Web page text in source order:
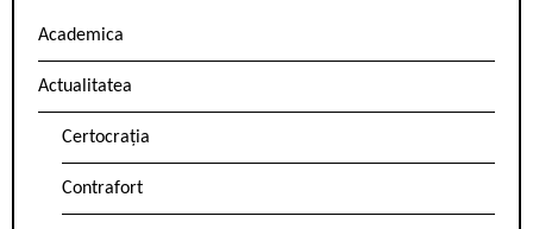
Academica
Actualitatea
Certocrația
Contrafort